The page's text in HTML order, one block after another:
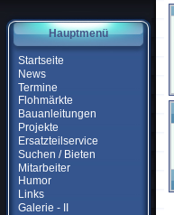
Hauptmenü
Startseite
News
Termine
Flohmärkte
Bauanleitungen
Projekte
Ersatzteilservice
Suchen / Bieten
Mitarbeiter
Humor
Links
Galerie - II